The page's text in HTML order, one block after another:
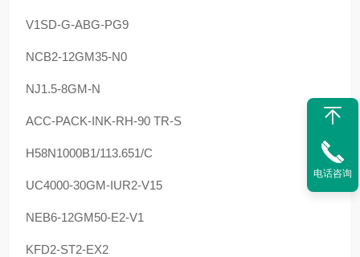
V1SD-G-ABG-PG9
NCB2-12GM35-N0
NJ1.5-8GM-N
ACC-PACK-INK-RH-90 TR-S
H58N1000B1/113.651/C
UC4000-30GM-IUR2-V15
NEB6-12GM50-E2-V1
KFD2-ST2-EX2
电话咨询